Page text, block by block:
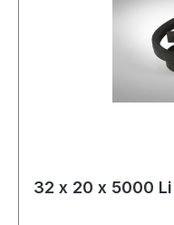
32 x 20 x 5000